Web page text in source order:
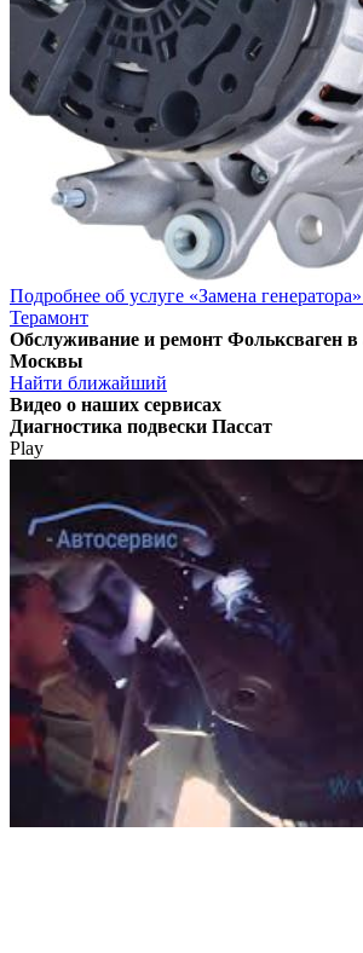
Подробнее об услуге «Замена
Терамонт
Обслуживание и ремонт Фольксваген в
Москвы
Найти ближайший
Видео о наших сервисах
Диагностика подвески Пассат
Play